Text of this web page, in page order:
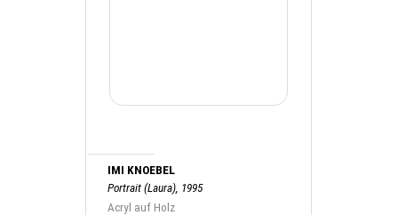
IMI KNOEBEL
Portrait (Laura), 1995
Acryl auf Holz